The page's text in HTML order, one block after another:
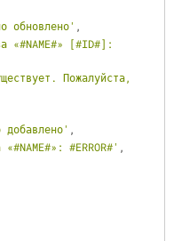
обновлено' ,
«#NAME#» [#ID#]:
Пожалуйста,
добавлено' ,
#ERROR#' ,